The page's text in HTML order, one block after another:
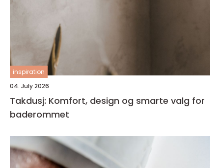
inspiration
04. July 2026
Takdusj: Komfort, design og smarte valg for
baderommet